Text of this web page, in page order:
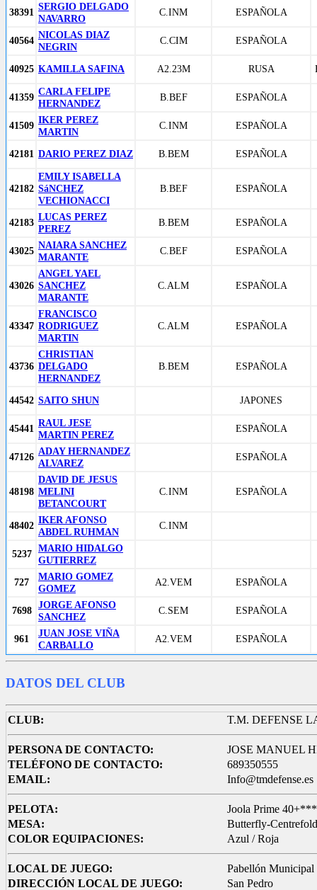
38391 SERGIO DELGADO
NAVARRO
C.INM ESPAÑOLA
40564 NICOLAS DIAZ
NEGRIN
C.CIM ESPAÑOLA
40925 KAMILLA SAFINA A2.23M RUSA
41359 CARLA FELIPE
HERNANDEZ
B.BEF ESPAÑOLA
41509 IKER PEREZ
MARTIN
C.INM ESPAÑOLA
42181 DARIO PEREZ DIAZ B.BEM ESPAÑOLA
42182
EMILY ISABELLA
SáNCHEZ
VECHIONACCI
B.BEF ESPAÑOLA
42183 LUCAS PEREZ
PEREZ
B.BEM ESPAÑOLA
43025 NAIARA SANCHEZ
MARANTE
C.BEF ESPAÑOLA
43026
ANGEL YAEL
SANCHEZ
MARANTE
C.ALM ESPAÑOLA
43347
FRANCISCO
RODRIGUEZ
MARTIN
C.ALM ESPAÑOLA
43736
CHRISTIAN
DELGADO
HERNANDEZ
B.BEM ESPAÑOLA
44542 SAITO SHUN JAPONES
45441 RAUL JESE
MARTIN PEREZ
ESPAÑOLA
47126 ADAY HERNANDEZ
ALVAREZ
ESPAÑOLA
48198
DAVID DE JESUS
MELINI
BETANCOURT
C.INM ESPAÑOLA
48402 IKER AFONSO
ABDEL RUHMAN
C.INM
5237 MARIO HIDALGO
GUTIERREZ
727
MARIO GOMEZ
GOMEZ
A2.VEM ESPAÑOLA
7698 JORGE AFONSO
SANCHEZ
C.SEM ESPAÑOLA
961
JUAN JOSE VIÑA
CARBALLO
A2.VEM ESPAÑOLA
DATOS DEL CLUB
CLUB: T.M. DEFENSE
PERSONA DE CONTACTO:
JOSE MANUEL
TELÉFONO DE CONTACTO:
689350555
EMAIL:
Info@tmdefense.es
PELOTA:
Joola Prime
MESA:
Butterfly-
COLOR EQUIPACIONES:
Azul / Roja
LOCAL DE JUEGO:
Pabellón Municipal
DIRECCIÓN LOCAL DE JUEGO:
San Pedro